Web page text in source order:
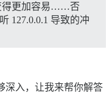
得更加容易……否
127.0.0.1 导致的冲
深入，让我来帮你解答